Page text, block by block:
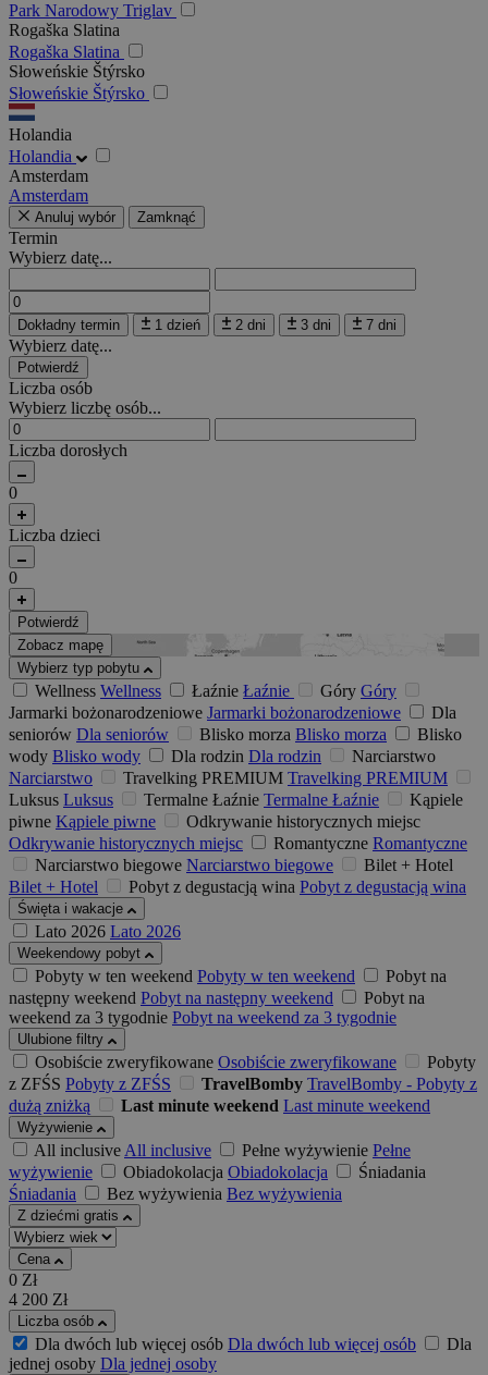
Park Narodowy Triglav
Rogaška Slatina
Rogaška Slatina
Słoweńskie Štýrsko
Słoweńskie Štýrsko
Holandia
Holandia
Amsterdam
Amsterdam
Anuluj wybór Zamknąć
Termin
Wybierz datę...
Dokładny termin 1 dzień 2 dni 3 dni 7 dni
Wybierz datę...
Potwierdź
Liczba osób
Wybierz liczbę osób...
Liczba dorosłych
0
Liczba dzieci
0
Potwierdź
Zobacz mapę
Wybierz typ pobytu
Wellness Wellness Łaźnie Łaźnie Góry Góry
Jarmarki bożonarodzeniowe Jarmarki bożonarodzeniowe
Dla
seniorów Dla seniorów Blisko morza Blisko morza
Blisko
wody Blisko wody Dla rodzin Dla rodzin
Narciarstwo
Narciarstwo
Travelking PREMIUM Travelking PREMIUM
Luksus Luksus Termalne Łaźnie Termalne Łaźnie
Kąpiele
piwne Kąpiele piwne
Odkrywanie historycznych miejsc
Odkrywanie historycznych miejsc
Romantyczne Romantyczne
Narciarstwo biegowe Narciarstwo biegowe
Bilet + Hotel
Bilet + Hotel
Pobyt z degustacją wina Pobyt z degustacją wina
Święta i wakacje
Lato 2026 Lato 2026
Weekendowy pobyt
Pobyty w ten weekend Pobyty w ten weekend
Pobyt na
następny weekend Pobyt na następny weekend
Pobyt na
weekend za 3 tygodnie Pobyt na weekend za 3 tygodnie
Ulubione filtry
Osobiście zweryfikowane Osobiście zweryfikowane
Pobyty
z ZFŚS Pobyty z ZFŚS TravelBomby TravelBomby - Pobyty z
dużą zniżką
Last minute weekend Last minute weekend
Wyżywienie
All inclusiveAll inclusive Pełne wyżywienie Pełne
wyżywienie
Obiadokolacja Obiadokolacja
Śniadania
Śniadania
Bez wyżywienia Bez wyżywienia
Z dziećmi gratis
Cena
0 Zł
4 200 Zł
Liczba osób
Dla dwóch lub więcej osób Dla dwóch lub więcej osób
Dla
jednej osoby Dla jednej osoby